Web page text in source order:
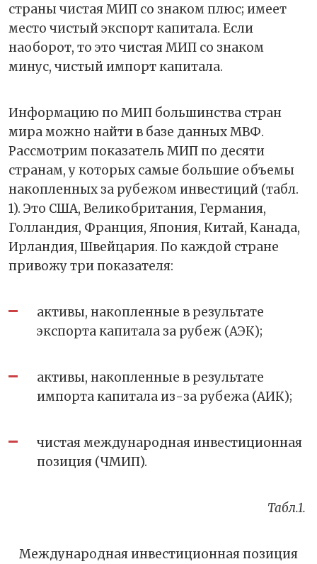
страны чистая МИП со знаком плюс; имеет
место чистый экспорт капитала. Если
наоборот, то это чистая МИП со знаком
минус, чистый импорт капитала.
Информацию по МИП большинства стран
мира можно найти в базе данных МВФ.
Рассмотрим показатель МИП по десяти
странам, у которых самые большие объемы
накопленных за рубежом инвестиций (табл.
1). Это США, Великобритания, Германия,
Голландия, Франция, Япония, Китай, Канада,
Ирландия, Швейцария. По каждой стране
привожу три показателя:
активы, накопленные в результате
экспорта капитала за рубеж (АЭК);
активы, накопленные в результате
импорта капитала из-за рубежа (АИК);
чистая международная инвестиционная
позиция (ЧМИП).
Табл.1.
Международная инвестиционная позиция